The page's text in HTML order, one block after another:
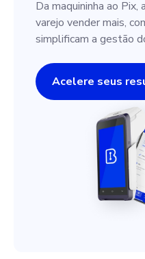
Da maquininha ao
varejo vender mais,
simplificam a gestão
Acelere seus